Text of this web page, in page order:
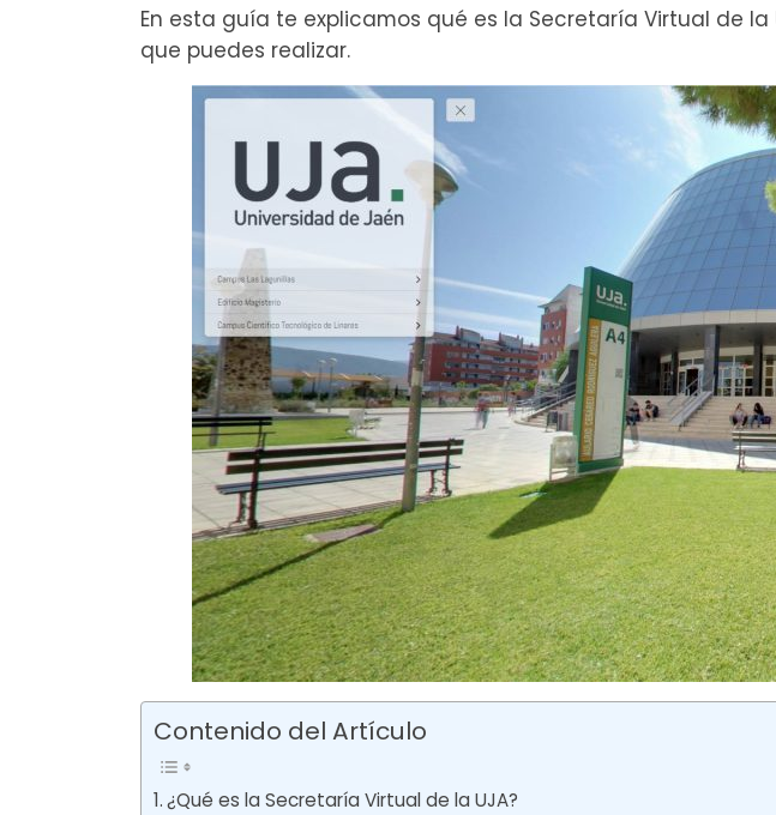
En esta guía te explicamos qué es la Secretaría Virtual de
que puedes realizar.
Contenido del Artículo
¿Qué es la Secretaría Virtual de la UJA?